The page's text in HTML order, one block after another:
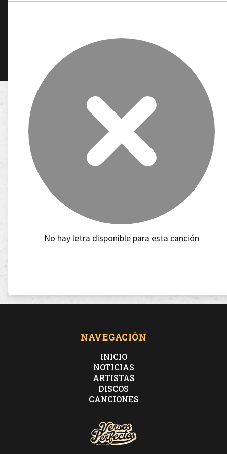
No hay letra disponible para esta canción
NAVEGACIÓN
INICIO
NOTICIAS
ARTISTAS
DISCOS
CANCIONES